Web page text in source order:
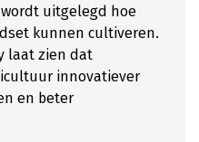
uitgelegd hoe
kunnen cultiveren.
laat zien dat
innovatiever
en beter